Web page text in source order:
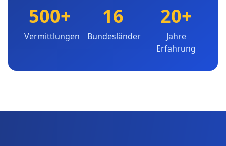
500+
Vermittlungen
16
Bundesländer
20+
Jahre
Erfahrung